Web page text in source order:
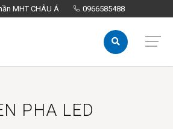
ty cổ phần MHT CHÂU Á 0966585488
MHT CHÂU Á 0966585488
PHA LED